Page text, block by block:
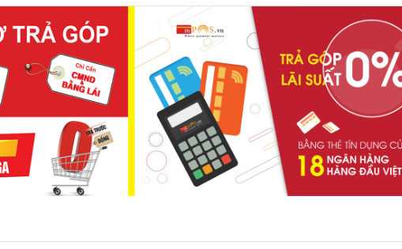
5V2A, đảm bảo cung cấp đủ năng lượng cho các thiết bị kết nối, ngay cả khi sử
cắm vào là sử dụng ngay, giúp tiết kiệm thời gian và công sức.